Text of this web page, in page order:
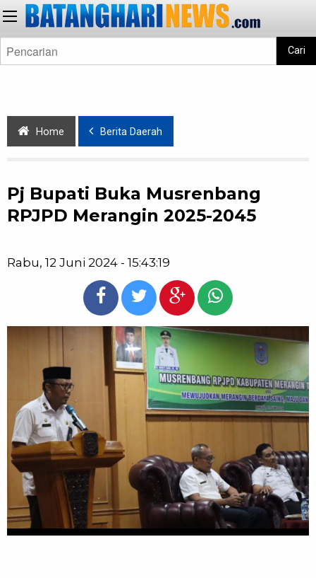
Cari
Home Berita Daerah
Pj Bupati Buka Musrenbang
RPJPD Merangin 2025-2045
Rabu, 12 Juni 2024 - 15:43:19